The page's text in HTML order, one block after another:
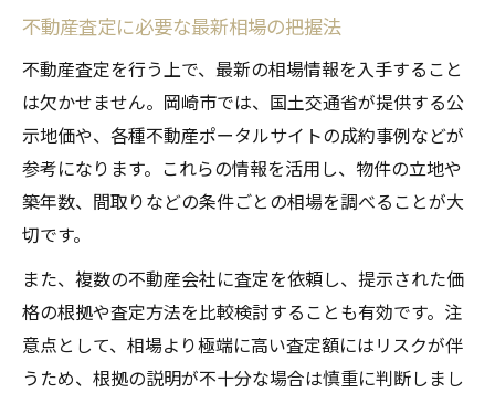
不動産査定に必要な最新相場の把握法
不動産査定を行う上で、最新の相場情報を入手すること
は欠かせません。岡崎市では、国土交通省が提供する公
示地価や、各種不動産ポータルサイトの成約事例などが
参考になります。これらの情報を活用し、物件の立地や
築年数、間取りなどの条件ごとの相場を調べることが大
切です。
また、複数の不動産会社に査定を依頼し、提示された価
格の根拠や査定方法を比較検討することも有効です。注
意点として、相場より極端に高い査定額にはリスクが伴
うため、根拠の説明が不十分な場合は慎重に判断しまし